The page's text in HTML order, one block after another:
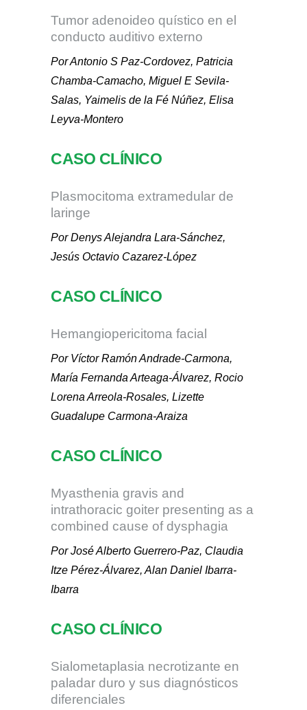
Tumor adenoideo quístico en el
conducto auditivo externo
Por Antonio S Paz-Cordovez, Patricia
Chamba-Camacho, Miguel E Sevila-
Salas, Yaimelis de la Fé Núñez, Elisa
Leyva-Montero
CASO CLÍNICO
Plasmocitoma extramedular de
laringe
Por Denys Alejandra Lara-Sánchez,
Jesús Octavio Cazarez-López
CASO CLÍNICO
Hemangiopericitoma facial
Por Víctor Ramón Andrade-Carmona,
María Fernanda Arteaga-Álvarez, Rocio
Lorena Arreola-Rosales, Lizette
Guadalupe Carmona-Araiza
CASO CLÍNICO
Myasthenia gravis and
intrathoracic goiter presenting as a
combined cause of dysphagia
Por José Alberto Guerrero-Paz, Claudia
Itze Pérez-Álvarez, Alan Daniel Ibarra-
Ibarra
CASO CLÍNICO
Sialometaplasia necrotizante en
paladar duro y sus diagnósticos
diferenciales